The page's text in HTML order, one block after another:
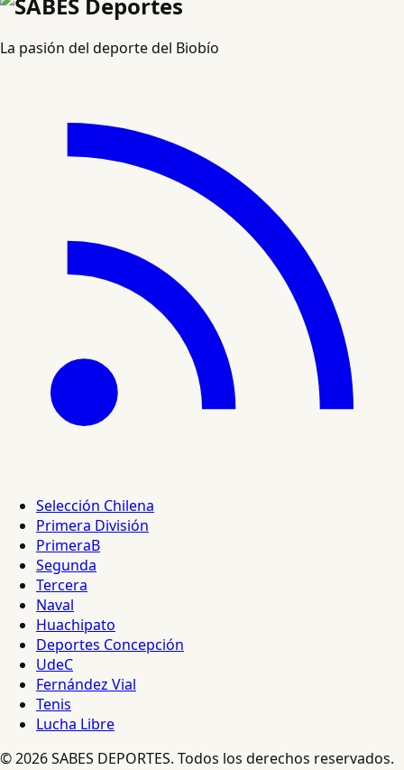
La pasión del deporte del Biobío
Selección Chilena
Primera División
PrimeraB
Segunda
Tercera
Naval
Huachipato
Deportes Concepción
UdeC
Fernández Vial
Tenis
Lucha Libre
© 2026 SABES DEPORTES. Todos los derechos reservados.